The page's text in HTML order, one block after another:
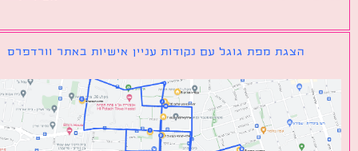
הצגת מפת גוגל עם נקודות עניין אישיות באתר וורדפרס